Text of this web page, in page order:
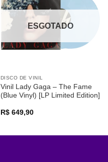
ESGOTADO
DISCO DE VINIL
Vinil Lady Gaga – The Fame
(Blue Vinyl) [LP Limited Edition]
R$649,90